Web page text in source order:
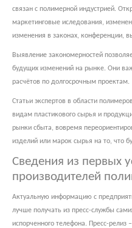
связан с полимерной индустрией.
маркетинговые иследования,
изменения в законах, конференции,
Выявление закономерностей
будущих изменений на рынке. Они
расчётов по долгосрочным проектам.
Статьи экспертов в области
видам пластикового сырья и
рынки сбыта, вовремя
изделий или марок сырья на то, что
Сведения из первых
производителей
Актуальную информацию с
лучше получать из пресс-службы
испорченного телефона. Пресс-релиз